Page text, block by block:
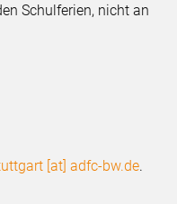
Schulferien, nicht an
[at] adfc-bw.de.